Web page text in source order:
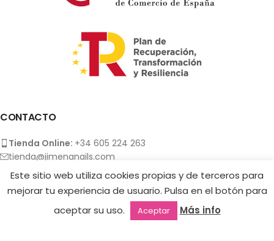
CONTACTO
Tienda Online: +34 605 224 263
tienda@jimenanails.com
Academia:
+34 610 228 320
INFORMACIÓN LEGAL
Este sitio web utiliza cookies propias y de terceros para
mejorar tu experiencia de usuario. Pulsa en el botón para
aceptar su uso.
Aceptar Más info